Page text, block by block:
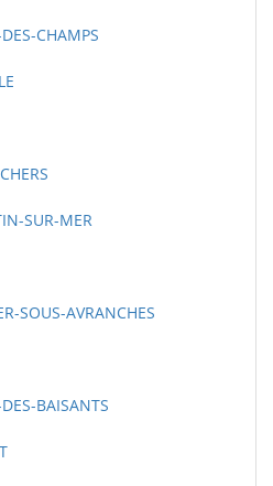
CHAMPS
SUR-MER
SOUS-AVRANCHES
BAISANTS